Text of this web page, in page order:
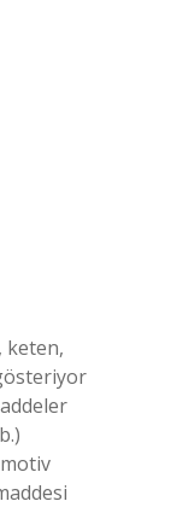
keten,